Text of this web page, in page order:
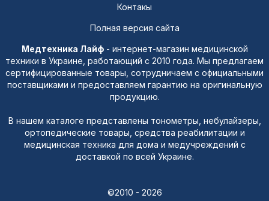
Контакы
Полная версия сайта
Медтехника Лайф- интернет-магазин медицинской
техники в Украине, работающий с 2010 года. Мы предлагаем
сертифицированные товары, сотрудничаем с официальными
поставщиками и предоставляем гарантию на оригинальную
продукцию.
В нашем каталоге представлены тонометры, небулайзеры,
ортопедические товары, средства реабилитации и
медицинская техника для дома и медучреждений с
доставкой по всей Украине.
©2010 - 2026